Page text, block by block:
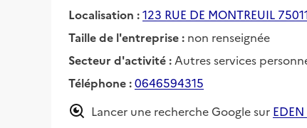
Localisation :123 RUE DE MONTREUIL
Taille de l'entreprise : non renseignée
Secteur d'activité : Autres services
Téléphone :0646594315
Lancer une recherche Google sur